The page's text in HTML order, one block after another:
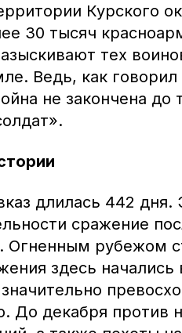
Курского
30 тысяч
тех
Ведь, как
не закончена до
длилась 442 дня.
сражение
Огненным рубежом
здесь начались
До декабря против